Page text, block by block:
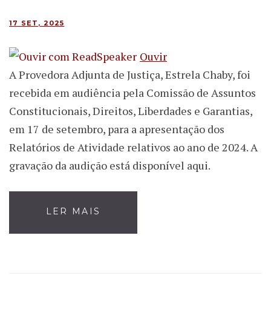
17 SET, 2025
Ouvir
A Provedora Adjunta de Justiça, Estrela Chaby, foi
recebida em audiência pela Comissão de Assuntos
Constitucionais, Direitos, Liberdades e Garantias,
em 17 de setembro, para a apresentação dos
Relatórios de Atividade relativos ao ano de 2024. A
gravação da audição está disponível aqui.
LER MAIS